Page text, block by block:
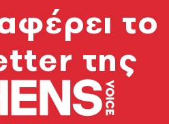
η
το
της